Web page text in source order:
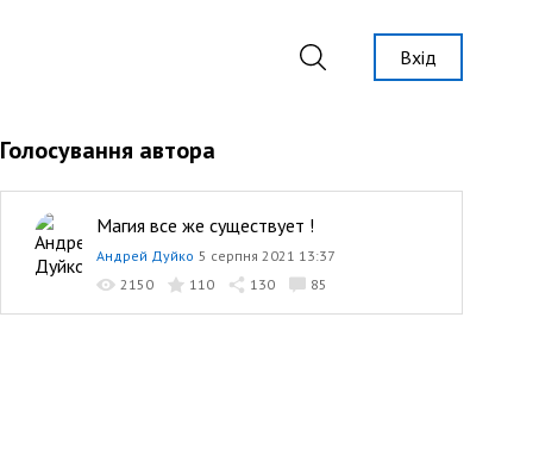
Вхід
Голосування автора
Магия все же существует !
Андрей Дуйко 5 серпня 2021 13:37
2150
110 130 85